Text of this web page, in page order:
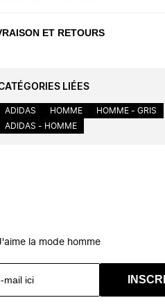
ET RETOURS
LIÉES
ADIDAS HOMME
HOMME - GRIS
ADIDAS - HOMME
la mode homme